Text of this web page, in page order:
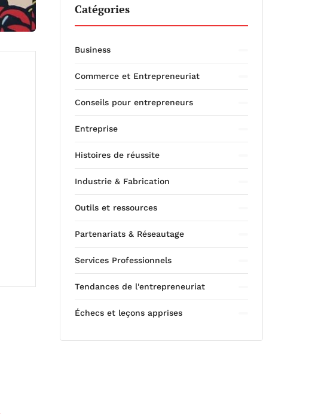
Catégories
Business
Commerce et Entrepreneuriat
Conseils pour entrepreneurs
Entreprise
Histoires de réussite
Industrie & Fabrication
Outils et ressources
Partenariats & Réseautage
Services Professionnels
Tendances de l'entrepreneuriat
Échecs et leçons apprises